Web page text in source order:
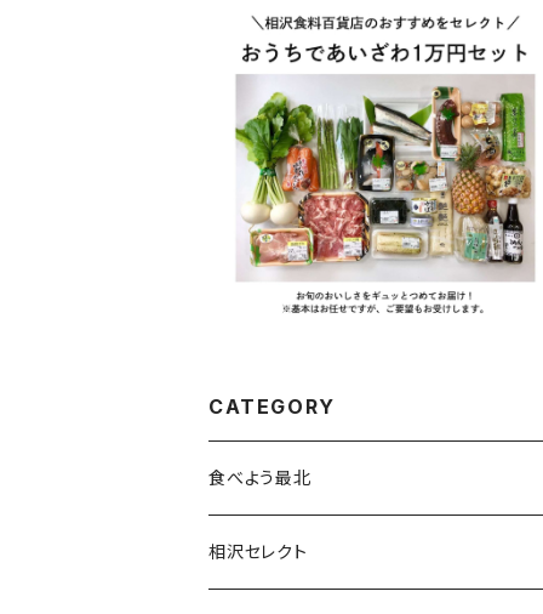
おうちであいざわ1万円セット
¥10,000
CATEGORY
食べよう最北
相沢セレクト